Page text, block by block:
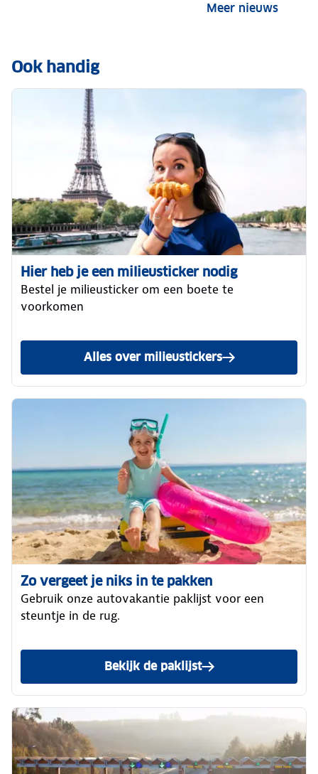
Meer nieuws
Ook handig
Hier heb je een milieusticker nodig
Bestel je milieusticker om een boete te
voorkomen
Alles over milieustickers
Zo vergeet je niks in te pakken
Gebruik onze autovakantie paklijst voor een
steuntje in de rug.
Bekijk de paklijst